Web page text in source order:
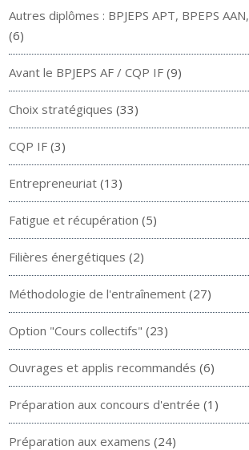
Autres diplômes : BPJEPS APT, BPEPS
(6)
Avant le BPJEPS AF / CQP IF (9)
Choix stratégiques (33)
CQP IF (3)
Entrepreneuriat (13)
Fatigue et récupération (5)
Filières énergétiques (2)
Méthodologie de l'entraînement (27)
Option "Cours collectifs" (23)
Ouvrages et applis recommandés (6)
Préparation aux concours d'entrée (1)
Préparation aux examens (24)